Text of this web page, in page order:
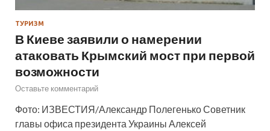
ТУРИЗМ
В Киеве заявили о намерении
атаковать Крымский мост при первой
возможности
Оставьте комментарий
Фото: ИЗВЕСТИЯ/Александр Полегенько Советник
главы офиса президента Украины Алексей